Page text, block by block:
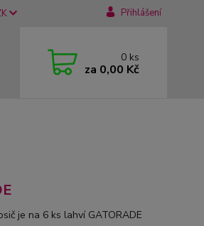
Přihlášení
0 ks
za 0,00 Kč
je na 6 ks lahví GATORADE